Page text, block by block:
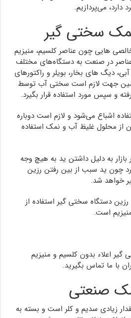
می‌پردازیم.
سختی گیر
هایی چون عناصر کلسیم، منیزیم
در صنعت به دستگاه‌های مختلف
دیگ های بخار، بویلر و راکتورهای
جهت لازم است سختی آب توسط
و سپس مورد استفاده قرار بگیرد.
اشباع می‌شود و لازم است دوباره
از محلول غلیظ آب و نمک استفاده
به دلیل داشتن ید به هیچ وجه
چون ید سبب از بین رفتن رزین
خواهد شد.
دستگاه سختی گیر استفاده از
است.
اعلاء بدون کلسیم و منیزیم
با ما تماس بگیرید.
صنعتی
زیادی سدیم و کلر است و بسته به